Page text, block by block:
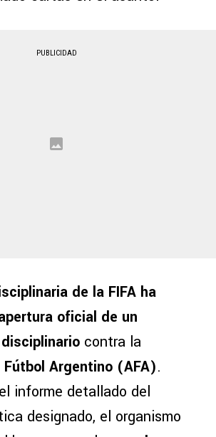
PUBLICIDAD
de la FIFA ha
oficial de un
contra la
Argentino (AFA).
informe detallado del
designado, el organismo